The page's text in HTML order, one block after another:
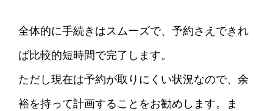
全体的に手続きはスムーズで、予約さえできれ
ば比較的短時間で完了します。
ただし現在は予約が取りにくい状況なので、余
裕を持って計画することをお勧めします。ま